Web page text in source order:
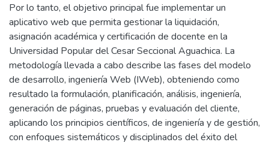
Por lo tanto, el objetivo principal fue implementar un
aplicativo web que permita gestionar la liquidación,
asignación académica y certificación de docente en la
Universidad Popular del Cesar Seccional Aguachica. La
metodología llevada a cabo describe las fases del modelo
de desarrollo, ingeniería Web (IWeb), obteniendo como
resultado la formulación, planificación, análisis, ingeniería,
generación de páginas, pruebas y evaluación del cliente,
aplicando los principios científicos, de ingeniería y de gestión,
con enfoques sistemáticos y disciplinados del éxito del